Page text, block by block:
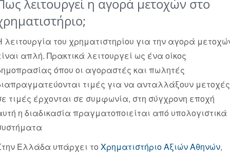
λειτουργεί η αγορά μετοχών στο
λειτουργία του χρηματιστηρίου για την αγορά
απλή. Πρακτικά λειτουργεί ως ένα οίκος
όπου οι αγοραστές και πωλητές
τιμές για να ανταλλάξουν μετοχές
τιμές έρχονται σε συμφωνία, στη σύγχρονη εποχή
η διαδικασία πραγματοποιείται από υπολογιστικά
Ελλάδα υπάρχει το Χρηματιστήριο Αξιών Αθηνών,